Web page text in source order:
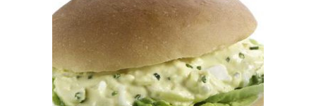
MEER INFORMATIE
SELECTEER OPTIES